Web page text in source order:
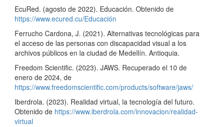
EcuRed. (agosto de 2022). Educación. Obtenido de
https://www.ecured.cu/Educación
Ferrucho Cardona, J. (2021). Alternativas tecnológicas para
el acceso de las personas con discapacidad visual a los
archivos públicos en la ciudad de Medellín. Antioquia.
Freedom Scientific. (2023). JAWS. Recuperado el 10 de
enero de 2024, de
https://www.freedomscientific.com/products/software/jaws/
Iberdrola. (2023). Realidad virtual, la tecnología del futuro.
Obtenido de https://www.iberdrola.com/innovacion/realidad-
virtual